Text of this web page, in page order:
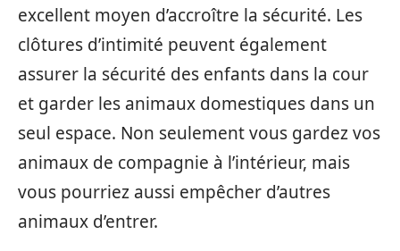
excellent moyen d’accroître la sécurité. Les
clôtures d’intimité peuvent également
assurer la sécurité des enfants dans la cour
et garder les animaux domestiques dans un
seul espace. Non seulement vous gardez vos
animaux de compagnie à l’intérieur, mais
vous pourriez aussi empêcher d’autres
animaux d’entrer.